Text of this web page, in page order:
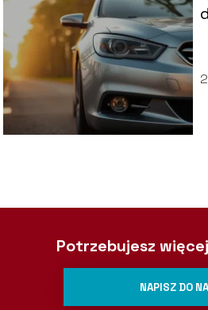
Potrzebujesz
NAPISZ DO